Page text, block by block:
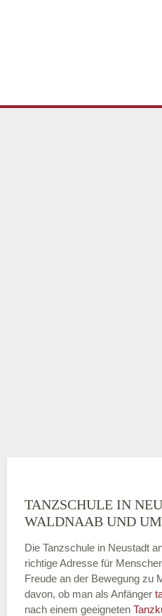
TANZSCHULE IN
WALDNAAB UND
Die Tanzschule in Neustadt
richtige Adresse für
Freude an der Bewegung zu
davon, ob man als Anfänger
nach einem geeigneten